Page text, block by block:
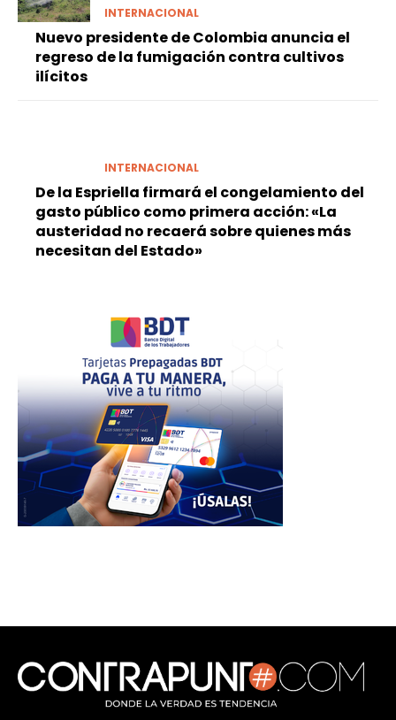
INTERNACIONAL
Nuevo presidente de Colombia anuncia el
regreso de la fumigación contra cultivos
ilícitos
INTERNACIONAL
De la Espriella firmará el congelamiento del
gasto público como primera acción: «La
austeridad no recaerá sobre quienes más
necesitan del Estado»